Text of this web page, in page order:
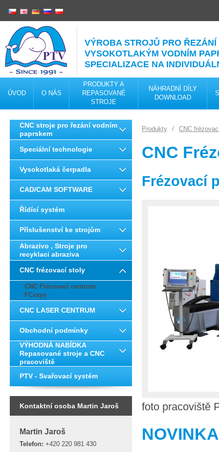
VÝROBA STROJŮ PRO ŘEZÁNÍ
VYSOKOTLAKÝM VODNÍM
SPECIALIZACE NA
ÚVOD O NÁS
PRODUKTY A
REPASOVANÉ
STROJE
NÁHRADNÍ DÍLY
DOWNLOAD
CNC stroje pro řezání vodním
paprskem
Speciální technologie
Vysokotlaká čerpadla
CAD/CAM SOFTWARE
Řídící systém
Příslušenství ke strojům
Abrazivo , Stroje pro
recyklaci abraziva
CNC frézovací stoly
CNC Frézovací centrum
FCxxyy
CNC LASER CENTRUM
Obchodní podmínky
VÝHODNÁ NABÍDKA
Repasované stroje a CNC
pracoviště
PTV - Svařovací systém
Kontaktní osoba Martin Jaroš
Martin Jaroš
Telefon: +420 220 981 430
Produkty / CNC
CNC
Frézovací
foto pracoviště
NOVINKA